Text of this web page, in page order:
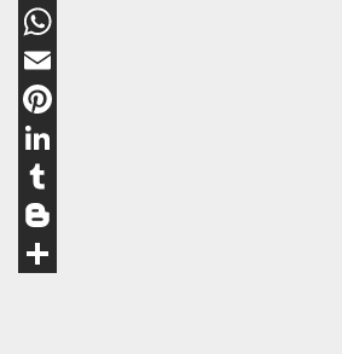
Messenger
WhatsApp
Email
Pinterest
LinkedIn
Tumblr
Blogger